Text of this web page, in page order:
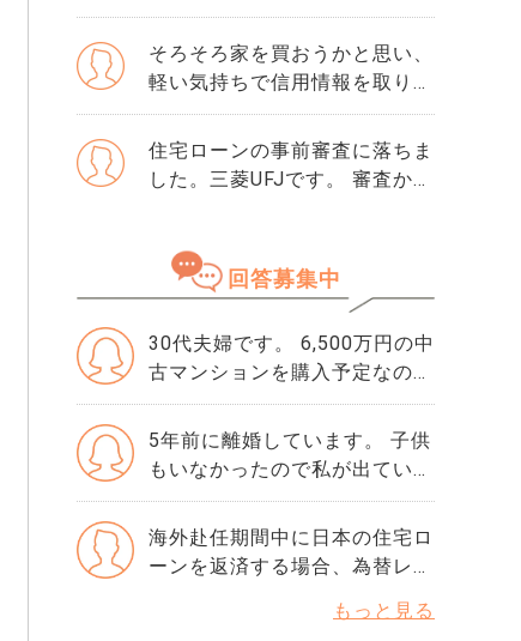
か月以内に売却をしたいのです
が、一般媒介と専任媒介で迷っ
ています。 窓口は多い方が買
主が見つかりそうだと思うので
されました。それぞれメリット
デメリットがあれば教えてくだ
そろそろ家を買おうかと思い、
軽い気持ちで信用情報を取り寄
せました。 そこで初めて「ク
レジットガイダンス指数」とい
う数字を見て、自分が500だと
知りました。 正直、この数字
せん。 ただ、ネットで「住宅
ローンはスコアが重要」と読ん
でから、急に不安になりまし
た。 思い当たるのは、数年前
にクレジットカードの引き落と
しが1回だけ遅れたことくらい
です。 ローンやリボ払いもあ
りませんし、借入はほぼゼロで
す。それでも500という数字は
続年数には問題ないと思ってい
るのですが、指数だけで判断さ
れることもありますか？ もし
今から改善できるなら、半年待
住宅ローンの事前審査に落ちま
した。三菱UFJです。 審査から
・購入物件価格は4500万で、
頭金1000万です。 ・滞納歴な
ちゃんと確認してから、次の審
査に申し込んだ方がいいです
か？ 他にりそな銀行かSBI新生
銀行で考えています。 この2つ
の銀行の審査基準や違いなど
も、情報が欲しいです。
回答募集中
30代夫婦です。 6,500万円の中
古マンションを購入予定なので
すが、親から頭金を1,500万円
援助して頂く予定です。 調べ
ると1,000万円までは非課税だ
まうのでしょうか。 夫の両親
からの援助の為、義父→夫への
贈与になります。 何か節税対
5年前に離婚しています。 子供
もいなかったので私が出ていく
形で離婚したのですが、共有名
義の家は夫がそのまま一人で住
んでいました。 （住宅ローン
絡をとったところ、新しいパー
海外赴任期間中に日本の住宅ロ
ーンを返済する場合、為替レー
また、口座引き落とし以外の方
もっと見る